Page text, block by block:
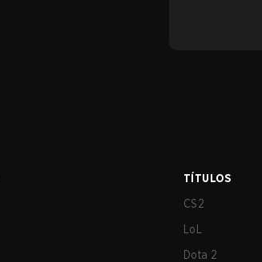
TÍTULOS
CS2
LoL
Dota 2